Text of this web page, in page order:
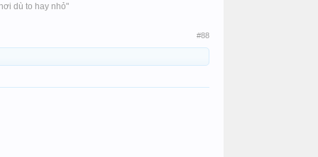
dù to hay nhỏ"
#88